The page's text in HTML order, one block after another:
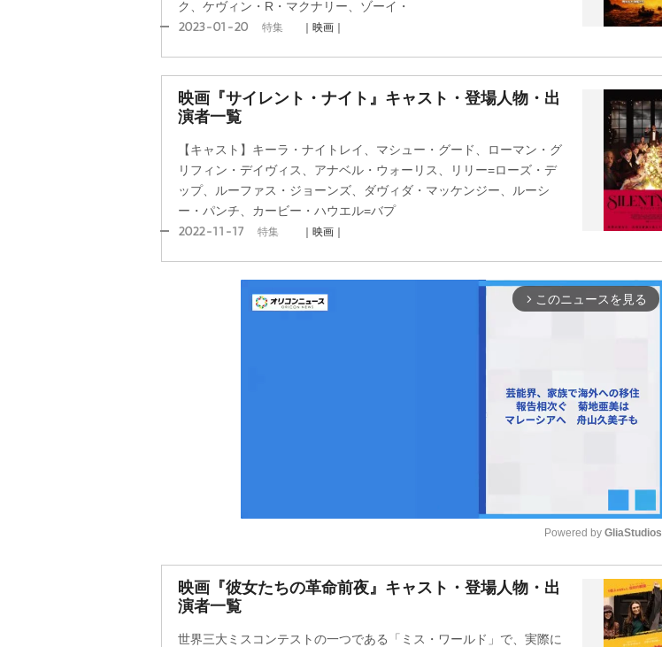
ク、ケヴィン・R・マクナリー、ゾーイ・
2023-01-20 特集 ｜映画｜
映画『サイレント・ナイト』キャスト・登場人物・出
演者一覧
【キャスト】キーラ・ナイトレイ、マシュー・グード、ローマン・グ
リフィン・デイヴィス、アナベル・ウォーリス、リリー=ローズ・デ
ップ、ルーファス・ジョーンズ、ダヴィダ・マッケンジー、ルーシ
ー・パンチ、カービー・ハウエル=バプ
2022-11-17 特集 ｜映画｜
arrow_forward_ios このニュースを見る
Powered by GliaStudios
映画『彼女たちの革命前夜』キャスト・登場人物・出
演者一覧
世界三大ミスコンテストの一つである「ミス・ワールド」で、実際に